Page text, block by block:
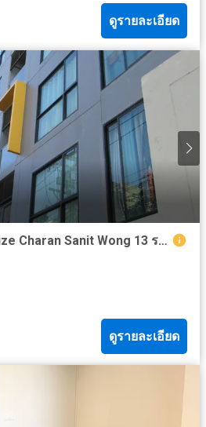
ดูรายละเอียด
💖 คอนโด Library Houze Charan Sanit Wong 13 ราคาพิเศษ! 💖
ดูรายละเอียด